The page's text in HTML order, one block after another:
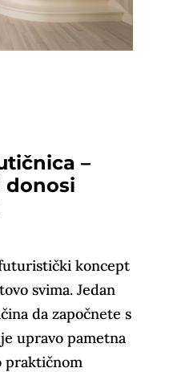
–
donosi
koncept
svima. Jedan
da započnete s
upravo pametna
praktičnom